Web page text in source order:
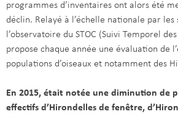
programmes d’inventaires ont alors été
déclin. Relayé à l’échelle nationale par
l’observatoire du STOC (Suivi Temporel
propose chaque année une évaluation de
populations d’oiseaux et notamment des
En 2015, était notée une diminution de
effectifs d’Hirondelles de fenêtre,